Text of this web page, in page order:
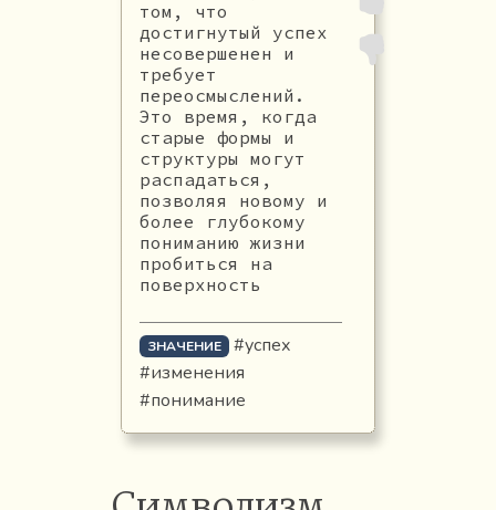
том, что
достигнутый успех
несовершенен и
требует
переосмыслений.
Это время, когда
старые формы и
структуры могут
распадаться,
позволяя новому и
более глубокому
пониманию жизни
пробиться на
поверхность
ЗНАЧЕНИЕ
#успех
#изменения
#понимание